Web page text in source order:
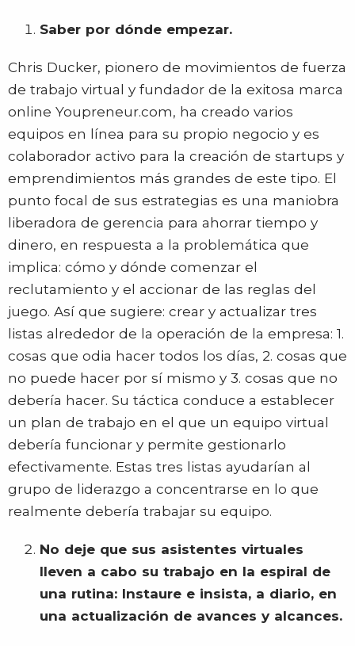
Saber por dónde empezar.
Chris Ducker, pionero de movimientos de fuerza
de trabajo virtual y fundador de la exitosa marca
online Youpreneur.com, ha creado varios
equipos en línea para su propio negocio y es
colaborador activo para la creación de startups y
emprendimientos más grandes de este tipo. El
punto focal de sus estrategias es una maniobra
liberadora de gerencia para ahorrar tiempo y
dinero, en respuesta a la problemática que
implica: cómo y dónde comenzar el
reclutamiento y el accionar de las reglas del
juego. Así que sugiere: crear y actualizar tres
listas alrededor de la operación de la empresa: 1.
cosas que odia hacer todos los días, 2. cosas que
no puede hacer por sí mismo y 3. cosas que no
debería hacer. Su táctica conduce a establecer
un plan de trabajo en el que un equipo virtual
debería funcionar y permite gestionarlo
efectivamente. Estas tres listas ayudarían al
grupo de liderazgo a concentrarse en lo que
realmente debería trabajar su equipo.
No deje que sus asistentes virtuales
lleven a cabo su trabajo en la espiral de
una rutina: Instaure e insista, a diario, en
una actualización de avances y alcances.